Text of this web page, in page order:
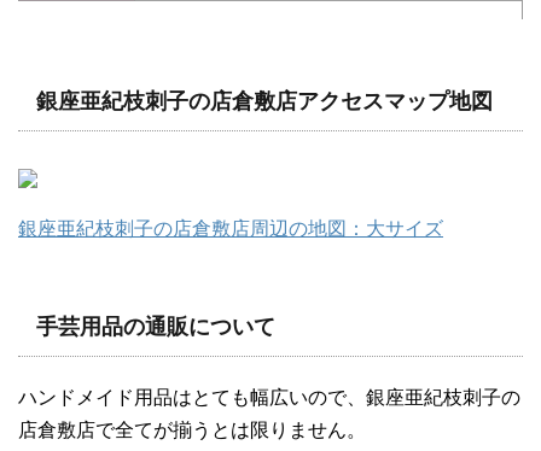
銀座亜紀枝刺子の店倉敷店アクセスマップ地図
銀座亜紀枝刺子の店倉敷店周辺の地図：大サイズ
手芸用品の通販について
ハンドメイド用品はとても幅広いので、銀座亜紀枝刺子の
店倉敷店で全てが揃うとは限りません。